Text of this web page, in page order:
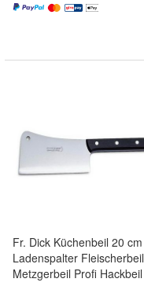
Fr. Dick Küchenbeil 20 cm
Ladenspalter Fleischerbeil
Metzgerbeil Profi Hackbeil